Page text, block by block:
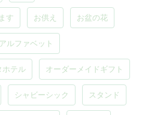
す お供え お盆の花
アルファベット
ホテル オーダーメイドギフト
シャビーシック スタンド